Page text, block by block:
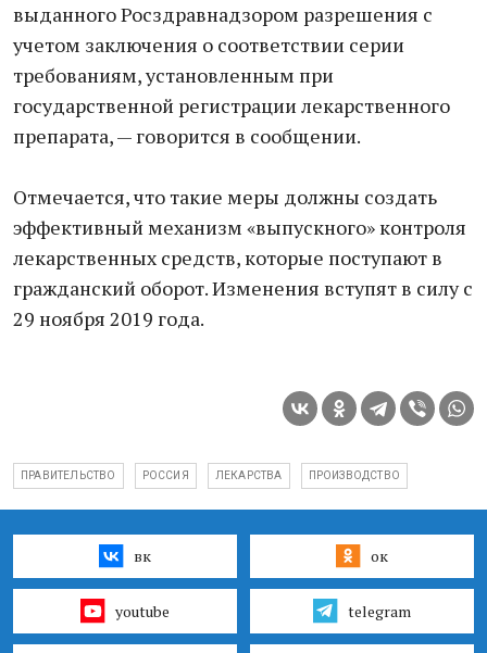
выданного Росздравнадзором разрешения с
учетом заключения о соответствии серии
требованиям, установленным при
государственной регистрации лекарственного
препарата, — говорится в сообщении.
Отмечается, что такие меры должны создать
эффективный механизм «выпускного» контроля
лекарственных средств, которые поступают в
гражданский оборот. Изменения вступят в силу с
29 ноября 2019 года.
ПРАВИТЕЛЬСТВО РОССИЯ ЛЕКАРСТВА ПРОИЗВОДСТВО
вк ок
youtube telegram